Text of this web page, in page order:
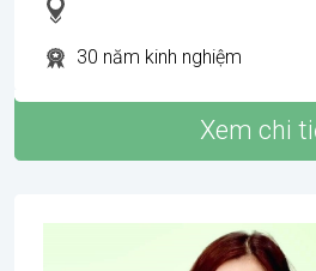
30 năm kinh nghiệm
Xem chi